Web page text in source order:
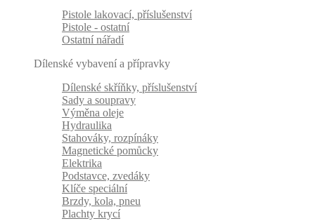
Pistole lakovací, příslušenství
Pistole - ostatní
Ostatní nářadí
Dílenské vybavení a přípravky
Dílenské skříňky, příslušenství
Sady a soupravy
Výměna oleje
Hydraulika
Stahováky, rozpínáky
Magnetické pomůcky
Elektrika
Podstavce, zvedáky
Klíče speciální
Brzdy, kola, pneu
Plachty krycí